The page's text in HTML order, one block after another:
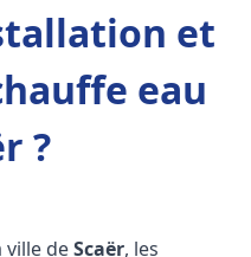
et
eau
?
ville deScaër, les